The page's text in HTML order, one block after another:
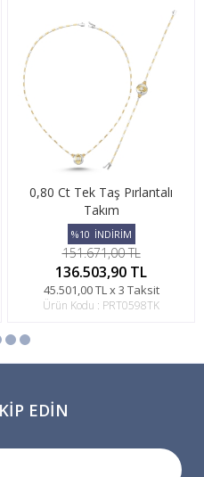
0,80 Ct Tek Taş Pırlantalı
Takım
%10 İNDİRİM
151.671,00 TL
136.503,90 TL
45.501,00 TL x 3 Taksit
Ürün Kodu : PRT0598TK
EDIN